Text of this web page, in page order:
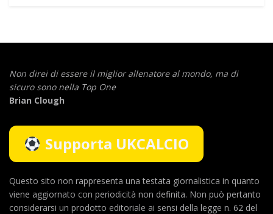
Non direi di essere il miglior allenatore al mondo, ma di
sicuro sono nella Top One
Brian Clough
Supporta UKCALCIO
Questo sito non rappresenta una testata giornalistica in quanto
viene aggiornato con periodicità non definita. Non può pertanto
considerarsi un prodotto editoriale ai sensi della legge n. 62 del